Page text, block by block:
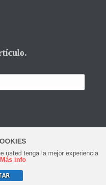
derechos reservados.
0
usted tenga la mejor experiencia
Más info